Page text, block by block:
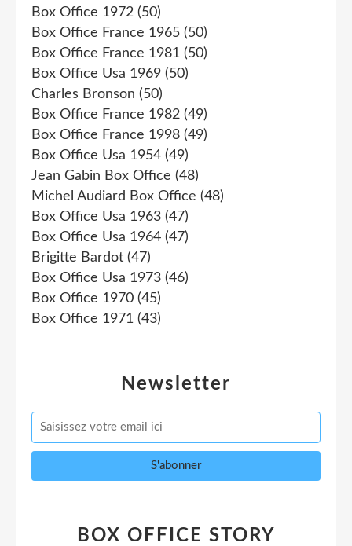
Newsletter
Box Office 1972 (50)
Box Office France 1965 (50)
Box Office France 1981 (50)
Box Office Usa 1969 (50)
Charles Bronson (50)
Box Office France 1982 (49)
Box Office France 1998 (49)
Box Office Usa 1954 (49)
Jean Gabin Box Office (48)
Michel Audiard Box Office (48)
Box Office Usa 1963 (47)
Box Office Usa 1964 (47)
Brigitte Bardot (47)
Box Office Usa 1973 (46)
Box Office 1970 (45)
Box Office 1971 (43)
BOX OFFICE STORY